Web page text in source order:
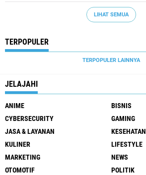
LIHAT SEMUA
TERPOPULER
TERPOPULER LAINNYA
JELAJAHI
ANIME
BISNIS
CYBERSECURITY
GAMING
JASA & LAYANAN
KESEHATAN
KULINER
LIFESTYLE
MARKETING
NEWS
OTOMOTIF
POLITIK